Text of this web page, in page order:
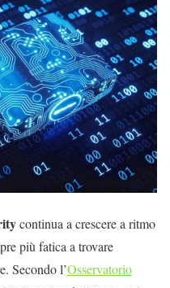
continua a crescere a ritmo
più fatica a trovare
Secondo l’Osservatorio